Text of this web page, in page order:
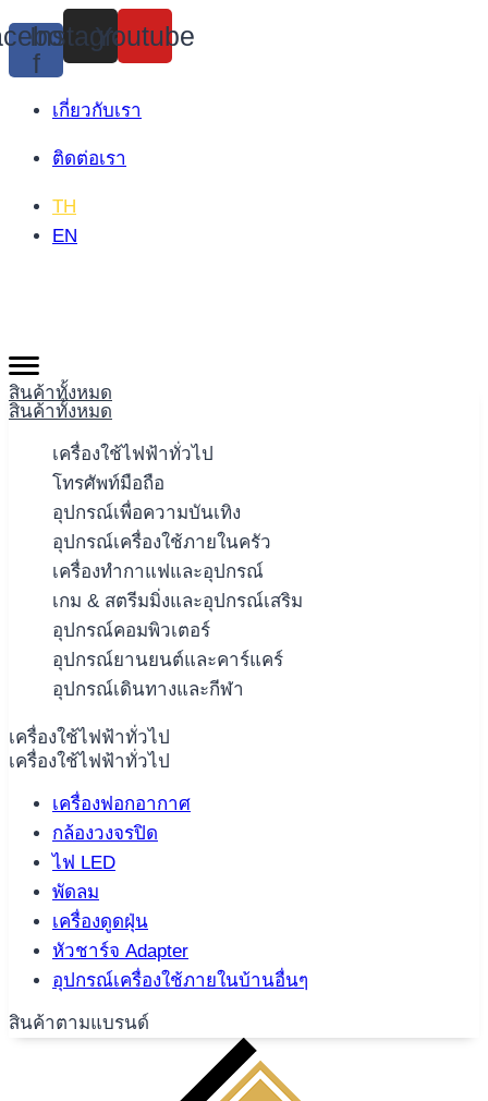
Skip
to
content
f
Instagram
Youtube
เกี่ยวกับเรา
ติดต่อเรา
TH
EN
สินค้าทั้งหมด
สินค้าทั้งหมด
เครื่องใช้ไฟฟ้าทั่วไป
โทรศัพท์มือถือ
อุปกรณ์เพื่อความบันเทิง
อุปกรณ์เครื่องใช้ภายในครัว
เครื่องทำกาแฟและอุปกรณ์
เกม & สตรีมมิ่งและอุปกรณ์เสริม
อุปกรณ์คอมพิวเตอร์
อุปกรณ์ยานยนต์และคาร์แคร์
อุปกรณ์เดินทางและกีฬา
เครื่องใช้ไฟฟ้าทั่วไป
เครื่องใช้ไฟฟ้าทั่วไป
เครื่องฟอกอากาศ
กล้องวงจรปิด
ไฟ LED
พัดลม
เครื่องดูดฝุ่น
หัวชาร์จ Adapter
อุปกรณ์เครื่องใช้ภายในบ้านอื่นๆ
สินค้าตามแบรนด์